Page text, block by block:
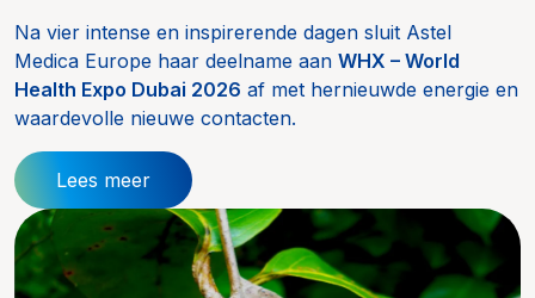
Na vier intense en inspirerende dagen sluit Astel
Medica Europe haar deelname aan WHX – World
Health Expo Dubai 2026 af met hernieuwde energie en
waardevolle nieuwe contacten.
Lees meer